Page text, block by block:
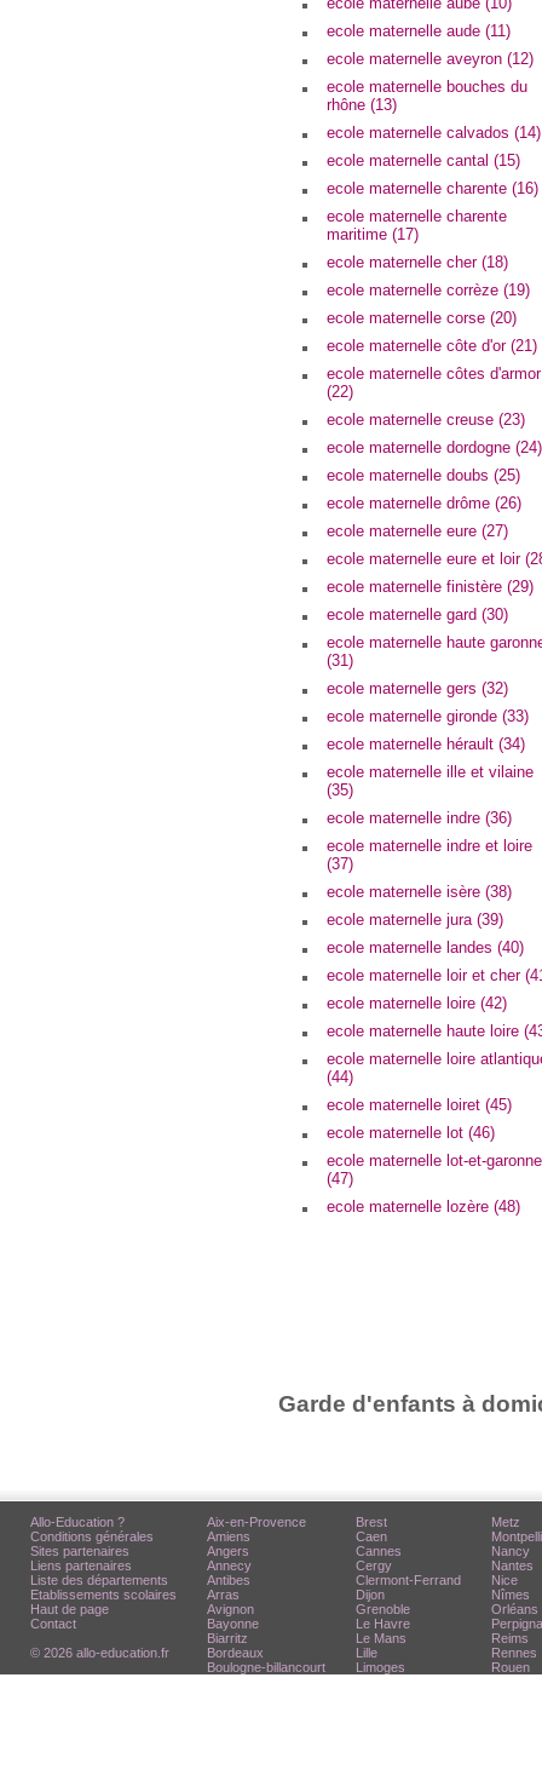
ecole maternelle aude (11)
ecole maternelle aveyron (12)
ecole maternelle bouches du
rhône (13)
ecole maternelle calvados (14)
ecole maternelle cantal (15)
ecole maternelle charente (16)
ecole maternelle charente
maritime (17)
ecole maternelle cher (18)
ecole maternelle corrèze (19)
ecole maternelle corse (20)
ecole maternelle côte d'or (21)
ecole maternelle côtes d'armor
(22)
ecole maternelle creuse (23)
ecole maternelle dordogne (24)
ecole maternelle doubs (25)
ecole maternelle drôme (26)
ecole maternelle eure (27)
ecole maternelle eure et loir
ecole maternelle finistère (29)
ecole maternelle gard (30)
ecole maternelle haute
(31)
ecole maternelle gers (32)
ecole maternelle gironde (33)
ecole maternelle hérault (34)
ecole maternelle ille et vilaine
(35)
ecole maternelle indre (36)
ecole maternelle indre et loire
(37)
ecole maternelle isère (38)
ecole maternelle jura (39)
ecole maternelle landes (40)
ecole maternelle loir et cher
ecole maternelle loire (42)
ecole maternelle haute loire
ecole maternelle loire
(44)
ecole maternelle loiret (45)
ecole maternelle lot (46)
ecole maternelle lot-et-garonne
(47)
ecole maternelle lozère (48)
Garde d'enfants à
Allo-Education ?
Conditions générales
Sites partenaires
Liens partenaires
Liste des départements
Etablissements scolaires
Haut de page
Contact
© 2026 allo-education.fr
Aix-en-Provence
Amiens
Angers
Annecy
Antibes
Arras
Avignon
Bayonne
Biarritz
Bordeaux
Boulogne-billancourt
Brest
Caen
Cannes
Cergy
Clermont-Ferrand
Dijon
Grenoble
Le Havre
Le Mans
Lille
Limoges
Metz
Nancy
Nantes
Nice
Nîmes
Orléans
Reims
Rennes
Rouen